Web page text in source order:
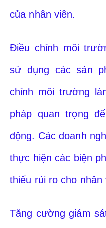
của nhân viên.
Điều chỉnh môi
sử dụng các sản
chỉnh môi trường
pháp quan trọng
động. Các doanh
thực hiện các biện
thiểu rủi ro cho nhân
Tăng cường giám